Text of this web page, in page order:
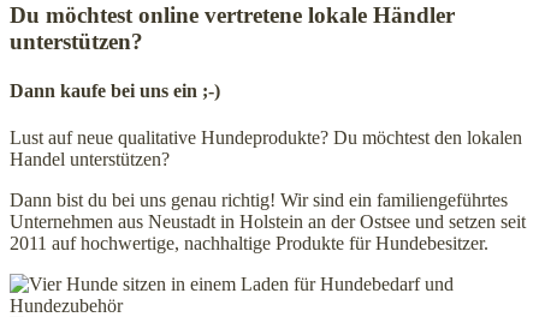
Du möchtest online vertretene lokale Händler
unterstützen?
Dann kaufe bei uns ein ;-)
Lust auf neue qualitative Hundeprodukte? Du möchtest den lokalen
Handel unterstützen?
Dann bist du bei uns genau richtig! Wir sind ein familiengeführtes
Unternehmen aus Neustadt in Holstein an der Ostsee und setzen seit
2011 auf hochwertige, nachhaltige Produkte für Hundebesitzer.